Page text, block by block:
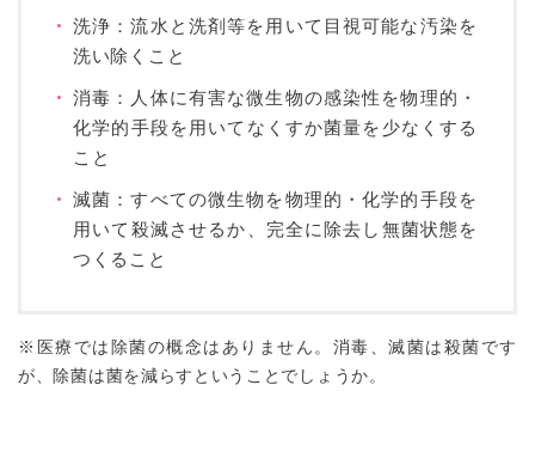
洗浄：流水と洗剤等を用いて目視可能な汚染を
洗い除くこと
消毒：人体に有害な微生物の感染性を物理的・
化学的手段を用いてなくすか菌量を少なくする
こと
滅菌：すべての微生物を物理的・化学的手段を
用いて殺滅させるか、完全に除去し無菌状態を
つくること
※医療では除菌の概念はありません。消毒、滅菌は殺菌です
が、除菌は菌を減らすということでしょうか。